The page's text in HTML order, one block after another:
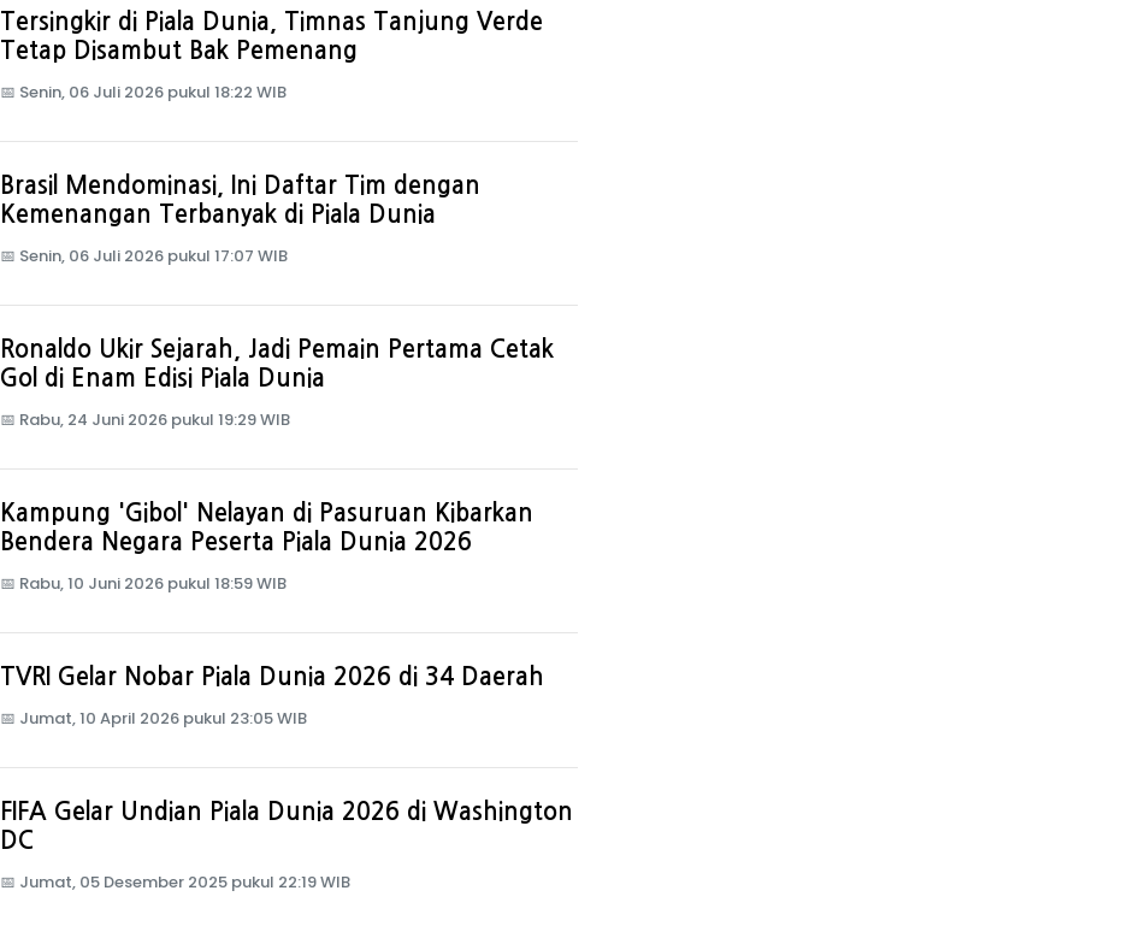
Tersingkir di Piala Dunia, Timnas Tanjung Verde
Tetap Disambut Bak Pemenang
📅 Senin, 06 Juli 2026 pukul 18:22 WIB
Brasil Mendominasi, Ini Daftar Tim dengan
Kemenangan Terbanyak di Piala Dunia
📅 Senin, 06 Juli 2026 pukul 17:07 WIB
Ronaldo Ukir Sejarah, Jadi Pemain Pertama Cetak
Gol di Enam Edisi Piala Dunia
📅 Rabu, 24 Juni 2026 pukul 19:29 WIB
Kampung 'Gibol' Nelayan di Pasuruan Kibarkan
Bendera Negara Peserta Piala Dunia 2026
📅 Rabu, 10 Juni 2026 pukul 18:59 WIB
TVRI Gelar Nobar Piala Dunia 2026 di 34 Daerah
📅 Jumat, 10 April 2026 pukul 23:05 WIB
FIFA Gelar Undian Piala Dunia 2026 di Washington
DC
📅 Jumat, 05 Desember 2025 pukul 22:19 WIB